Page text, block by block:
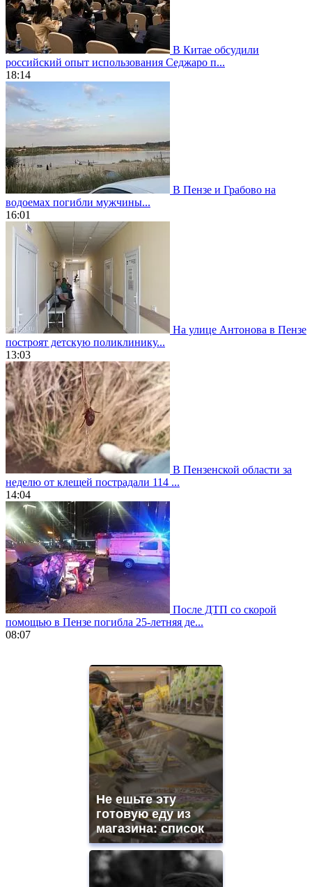
В Китае обсудили
российский опыт использования Седжаро п...
18:14
В Пензе и Грабово на
водоемах погибли мужчины...
16:01
На улице Антонова в Пензе
построят детскую поликлинику...
13:03
В Пензенской области за
неделю от клещей пострадали 114 ...
14:04
После ДТП со скорой
помощью в Пензе погибла 25-летняя де...
08:07
https://gradewatches.to/
https://www.replicasrelojes.to/
Не ешьте эту
готовую еду из
магазина: список